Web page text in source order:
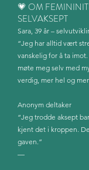
💗 OM
SELVAKSEPT
Sara, 39 år –
“Jeg har alltid vært
vanskelig for å ta
møte meg selv med
verdig, mer hel og
Anonym deltaker
“Jeg trodde aksept
kjent det i kroppen.
gaven.”
—